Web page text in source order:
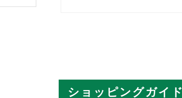
ショッピングガイド